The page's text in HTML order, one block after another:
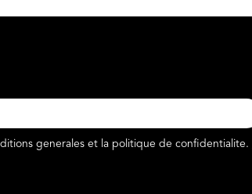
generales et la politique de confidentialite.